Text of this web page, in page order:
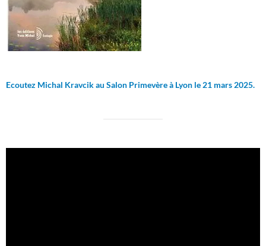
Ecoutez Michal Kravcik au Salon Primevère à Lyon le 21 mars 2025.